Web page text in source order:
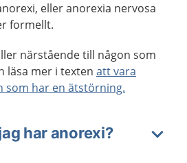
eller anorexia nervosa
formellt.
närstående till någon som
läsa mer i texten att vara
som har en ätstörning.
har anorexi?